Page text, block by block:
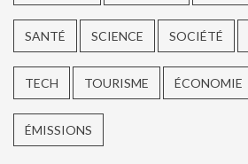
SANTÉ SCIENCE SOCIÉTÉ
TECH TOURISME ÉCONOMIE
ÉMISSIONS